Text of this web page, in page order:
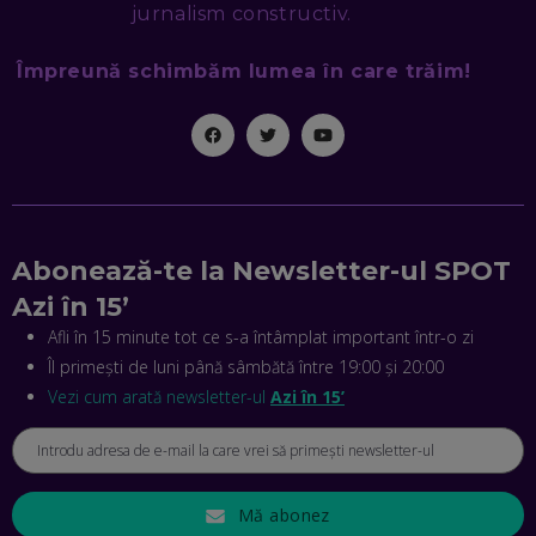
EP. 46
EP. 44
CRISTIAN GROZEA, BEEFAST: PREGĂTIM CEL MAI BUN
DISPECERAT AUTOMAT DE PE PIAȚĂ! CUM POATE
REVOLUȚIONA LIVRĂRILE RAPIDE, DIN ROMÂNIA PÂNĂ ÎN
ASIA
EP. 43
ANDREI NICOARĂ, EXPERT ÎN E-GUVERNARE: N-O SĂ NE
MAI MEARGĂ PREA MULT CU MANȚOGĂRII! DACĂ NU NE
jurnalism constructiv.
Împreună schimbăm lumea în care trăim!
Abonează-te la Newsletter-ul SPOT
Azi în 15’
Afli în 15 minute tot ce s-a întâmplat important într-o zi
Îl primești de luni până sâmbătă între 19:00 și 20:00
Vezi cum arată newsletter-ul Azi în 15’
Mă abonez